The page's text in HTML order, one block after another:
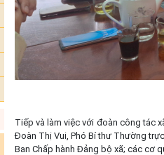
Tiếp và làm việc với đoàn công tác
Đoàn Thị Vui, Phó Bí thư Thường
Ban Chấp hành Đảng bộ xã; các cơ